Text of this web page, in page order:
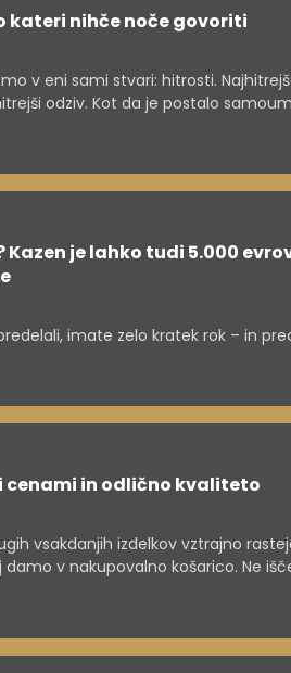
kateri nihče noče govoriti
v eni sami stvari: hitrosti.
odziv. Kot da je postalo
je lahko tudi 5.000
imate zelo kratek rok – in
cenami in odlično kvaliteto
vsakdanjih izdelkov vztrajno
v nakupovalno košarico. Ne
za kompromis, temveč za